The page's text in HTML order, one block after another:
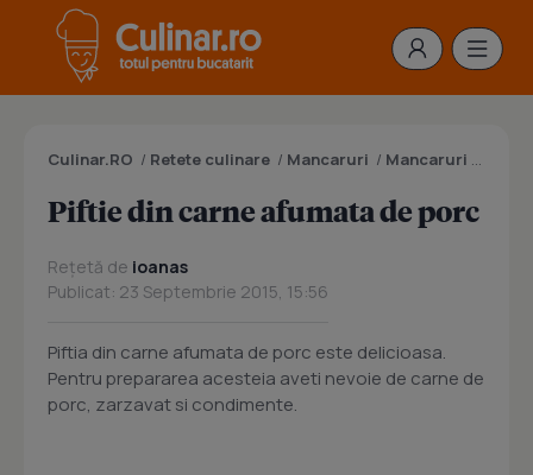
Culinar.RO / Retete culinare / Mancaruri / Mancaruri cu carne
Piftie din carne afumata de porc
Rețetă de ioanas
Publicat: 23 Septembrie 2015, 15:56
Piftia din carne afumata de porc este delicioasa.
Pentru prepararea acesteia aveti nevoie de carne de
porc, zarzavat si condimente.